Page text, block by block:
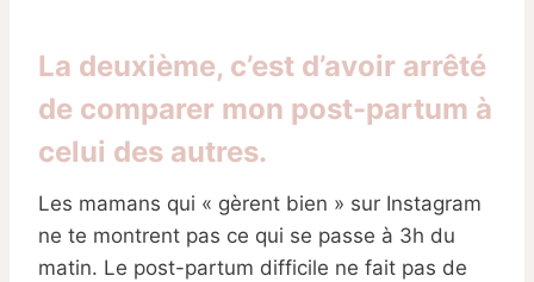
La deuxième, c’est d’avoir arrêté
de comparer mon post-partum à
celui des autres.
Les mamans qui « gèrent bien » sur Instagram
ne te montrent pas ce qui se passe à 3h du
matin. Le post-partum difficile ne fait pas de